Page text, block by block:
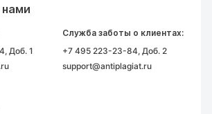
нами
, Доб. 1
Служба заботы о клиентах:
+7 495 223-23-84, Доб. 2
support@antiplagiat.ru